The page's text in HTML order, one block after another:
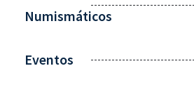
Numismáticos
Eventos